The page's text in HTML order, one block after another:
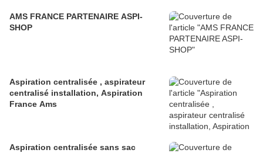
AMS FRANCE PARTENAIRE ASPI-
SHOP
Aspiration centralisée , aspirateur
centralisé installation, Aspiration
France Ams
Aspiration centralisée sans sac